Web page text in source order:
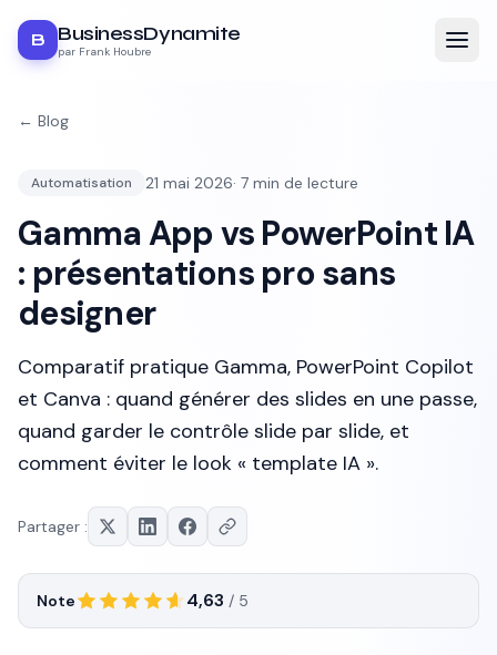
B BusinessDynamite
par Frank Houbre
← Blog
Automatisation 21 mai 2026· 7 min de lecture
Gamma App vs PowerPoint IA
: présentations pro sans
designer
Comparatif pratique Gamma, PowerPoint Copilot
et Canva : quand générer des slides en une passe,
quand garder le contrôle slide par slide, et
comment éviter le look « template IA ».
Partager :
Note 4,63 / 5